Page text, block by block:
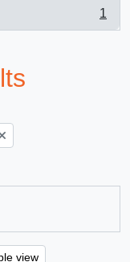
1
view